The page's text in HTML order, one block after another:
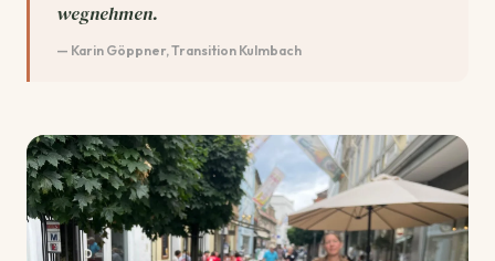
wegnehmen.
— Karin Göppner, Transition Kulmbach